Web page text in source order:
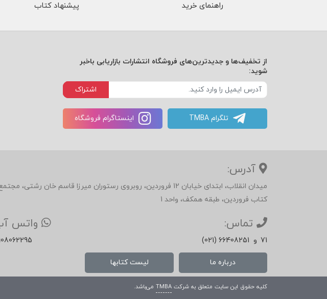
راهنمای خرید پیشنهاد کتاب
از تخفیف‌ها و جدیدترین‌های فروشگاه انتشارات بازاریابی باخبر
شوید:
اشتراک
تلگرام TMBA اینستاگرام فروشگاه
آدرس:
میدان انقلاب، ابتدای خیابان 12 فروردین، روبروی رستوران میرزا قاسم خان رشتی،
کتاب فروردین، طبقه همکف، واحد 1
تماس:
(021) 66408251 و 71
واتس
درباره ما لیست کتابها
کلیه حقوق این سایت متعلق به شرکت TMBA می‌باشد.